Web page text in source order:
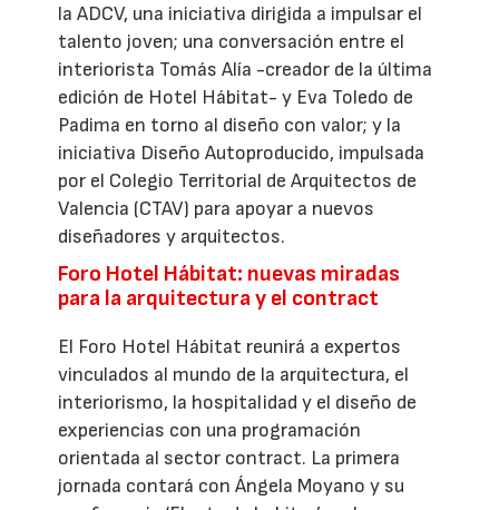
la ADCV, una iniciativa dirigida a impulsar el
talento joven; una conversación entre el
interiorista Tomás Alía -creador de la última
edición de Hotel Hábitat- y Eva Toledo de
Padima en torno al diseño con valor; y la
iniciativa Diseño Autoproducido, impulsada
por el Colegio Territorial de Arquitectos de
Valencia (CTAV) para apoyar a nuevos
diseñadores y arquitectos.
Foro Hotel Hábitat: nuevas miradas
para la arquitectura y el contract
El Foro Hotel Hábitat reunirá a expertos
vinculados al mundo de la arquitectura, el
interiorismo, la hospitalidad y el diseño de
experiencias con una programación
orientada al sector contract. La primera
jornada contará con Ángela Moyano y su